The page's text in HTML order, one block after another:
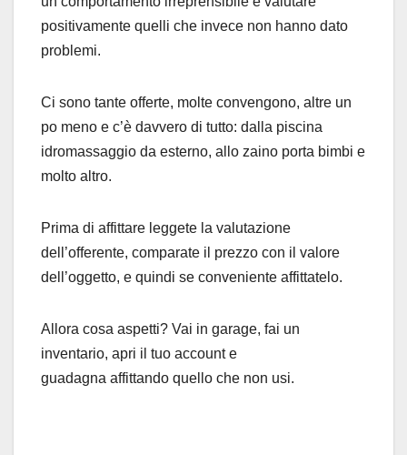
positivamente quelli che invece non hanno dato
problemi.
Ci sono tante offerte, molte convengono, altre un
po meno e c’è davvero di tutto: dalla piscina
idromassaggio da esterno, allo zaino porta bimbi e
molto altro.
Prima di affittare leggete la valutazione
dell’offerente, comparate il prezzo con il valore
dell’oggetto, e quindi se conveniente affittatelo.
Allora cosa aspetti? Vai in garage, fai un
inventario, apri il tuo account e
guadagna affittando quello che non usi.